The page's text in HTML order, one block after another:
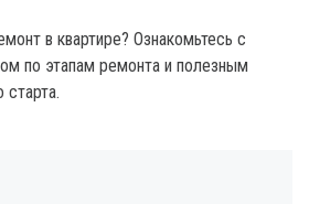
в квартире? Ознакомьтесь с
по этапам ремонта и полезным